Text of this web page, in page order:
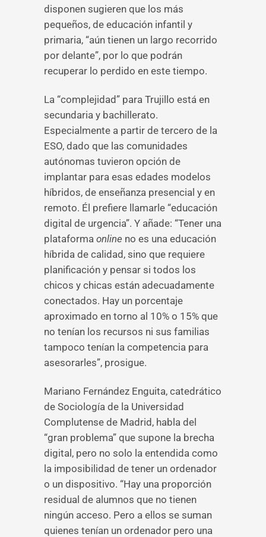
disponen sugieren que los más
pequeños, de educación infantil y
primaria, “aún tienen un largo recorrido
por delante”, por lo que podrán
recuperar lo perdido en este tiempo.
La “complejidad” para Trujillo está en
secundaria y bachillerato.
Especialmente a partir de tercero de la
ESO, dado que las comunidades
autónomas tuvieron opción de
implantar para esas edades modelos
híbridos, de enseñanza presencial y en
remoto. Él prefiere llamarle “educación
digital de urgencia”. Y añade: “Tener una
plataforma online no es una educación
híbrida de calidad, sino que requiere
planificación y pensar si todos los
chicos y chicas están adecuadamente
conectados. Hay un porcentaje
aproximado en torno al 10% o 15% que
no tenían los recursos ni sus familias
tampoco tenían la competencia para
asesorarles”, prosigue.
Mariano Fernández Enguita, catedrático
de Sociología de la Universidad
Complutense de Madrid, habla del
“gran problema” que supone la brecha
digital, pero no solo la entendida como
la imposibilidad de tener un ordenador
o un dispositivo. “Hay una proporción
residual de alumnos que no tienen
ningún acceso. Pero a ellos se suman
quienes tenían un ordenador pero una